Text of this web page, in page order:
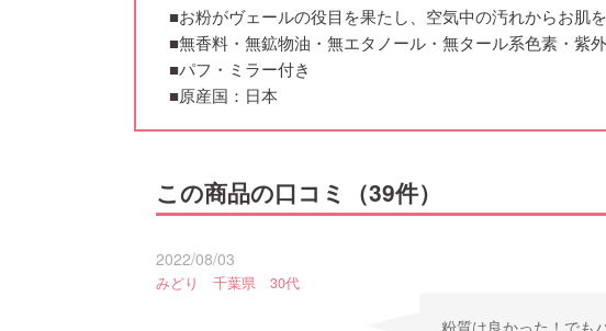
■お粉がヴェールの役目を果たし、空気中の汚れからお肌を
■無香料・無鉱物油・無エタノール・無タール系色素・紫
■パフ・ミラー付き
■原産国：日本
この商品の口コミ（39件）
2022/08/03
みどり 千葉県 30代
粉質は良かった！でも